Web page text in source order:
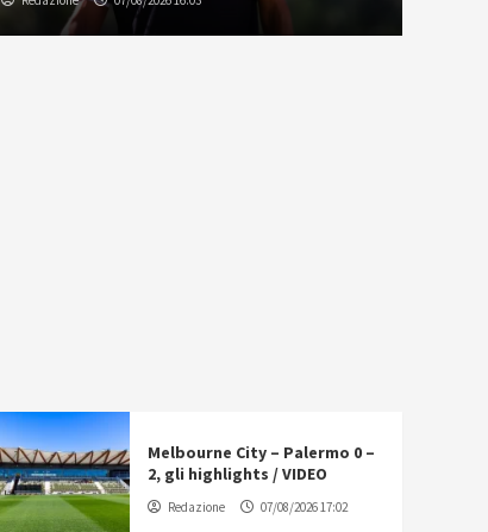
Melbourne City – Palermo 0 –
2, gli highlights / VIDEO
Redazione 07/08/2026 17:02